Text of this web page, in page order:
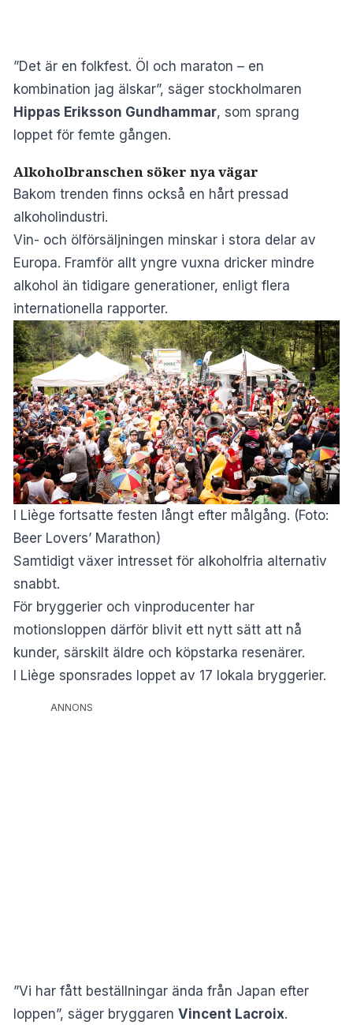
”Det är en folkfest. Öl och maraton – en
kombination jag älskar”, säger stockholmaren
Hippas Eriksson Gundhammar, som sprang
loppet för femte gången.
Alkoholbranschen söker nya vägar
Bakom trenden finns också en hårt pressad
alkoholindustri.
Vin- och ölförsäljningen minskar i stora delar av
Europa. Framför allt yngre vuxna dricker mindre
alkohol än tidigare generationer, enligt flera
internationella rapporter.
I Liège fortsatte festen långt efter målgång. (Foto:
Beer Lovers’ Marathon)
Samtidigt växer intresset för alkoholfria alternativ
snabbt.
För bryggerier och vinproducenter har
motionsloppen därför blivit ett nytt sätt att nå
kunder, särskilt äldre och köpstarka resenärer.
I Liège sponsrades loppet av 17 lokala bryggerier.
ANNONS
”Vi har fått beställningar ända från Japan efter
loppen”, säger bryggaren Vincent Lacroix.